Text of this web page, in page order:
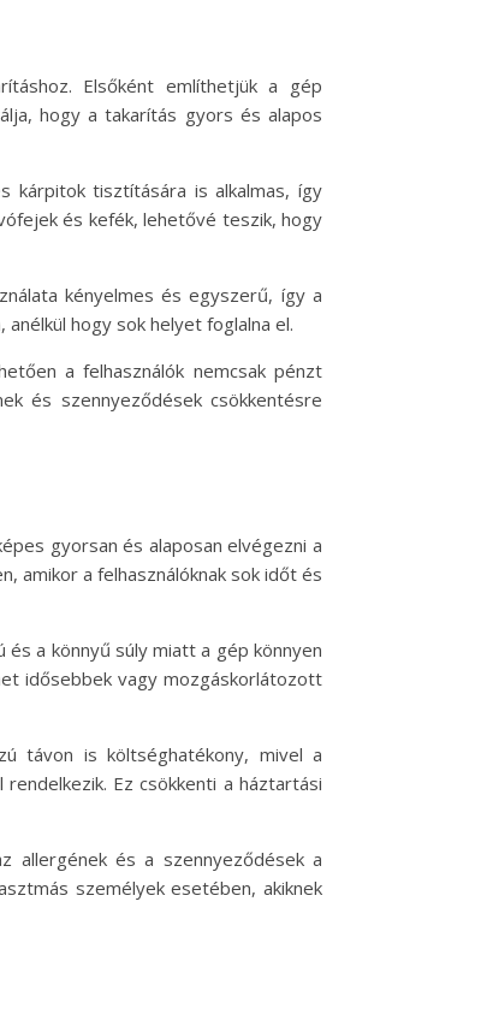
Elsőként említhetjük a gép
hogy a takarítás gyors és alapos
kárpitok tisztítására is alkalmas, így
és kefék, lehetővé teszik, hogy
kényelmes és egyszerű, így a
hogy sok helyet foglalna el.
a felhasználók nemcsak pénzt
és szennyeződések csökkentésre
gyorsan és alaposan elvégezni a
amikor a felhasználóknak sok időt és
a könnyű súly miatt a gép könnyen
idősebbek vagy mozgáskorlátozott
távon is költséghatékony, mivel a
Ez csökkenti a háztartási
allergének és a szennyeződések a
személyek esetében, akiknek